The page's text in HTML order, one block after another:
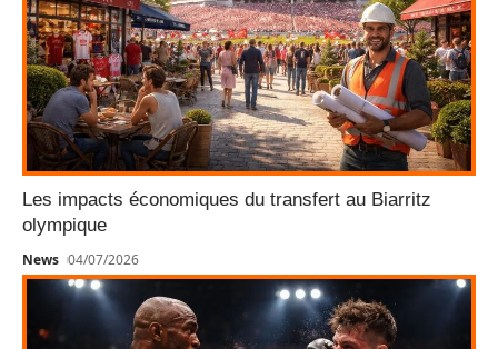
Les impacts économiques du transfert au Biarritz
olympique
News 04/07/2026